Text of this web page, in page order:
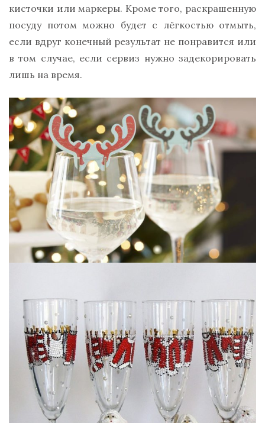
кисточки или маркеры. Кроме того, раскрашенную
посуду потом можно будет с лёгкостью отмыть,
если вдруг конечный результат не понравится или
в том случае, если сервиз нужно задекорировать
лишь на время.